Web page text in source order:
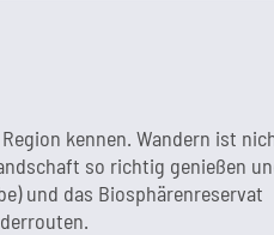
kennen. Wandern ist
so richtig genießen
und das Biosphärenreservat